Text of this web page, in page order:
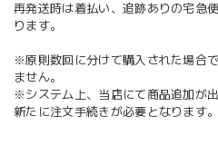
再発送時は着払い、追跡ありの宅急
ります。
※原則数回に分けて購入された場合
ません。
※システム上、当店にて商品追加が
新たに注文手続きが必要となります。